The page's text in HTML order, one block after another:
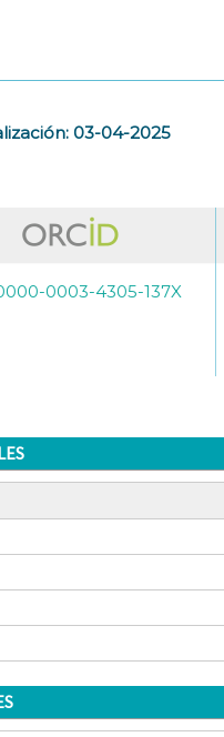
03-04-2025
0003-4305-137X